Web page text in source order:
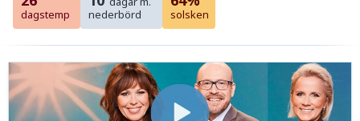
dagstemp
nederbörd
solsken